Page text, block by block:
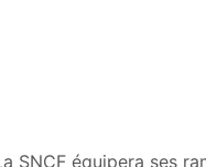
SNCF équipera ses